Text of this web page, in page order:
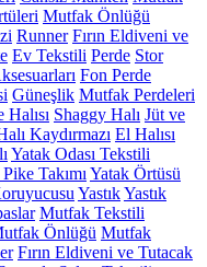
Mutfak Önlüğü
Runner Fırın Eldiveni ve
Ev Tekstili Perde Stor
Fon Perde
Güneşlik Mutfak Perdeleri
Shaggy Halı Jüt ve
Kaydırmazı El Halısı
Yatak Odası Tekstili
Takımı Yatak Örtüsü
YastıkYastık
Mutfak Tekstili
Önlüğü Mutfak
Fırın Eldiveni ve Tutacak